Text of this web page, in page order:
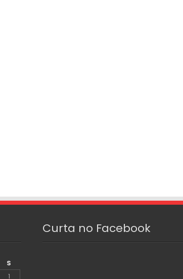
S
1
Curta no Facebook